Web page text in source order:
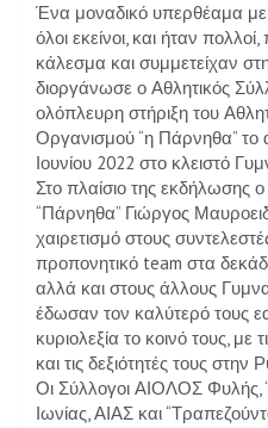
Ένα μοναδικό υπερθέαμα με
όλοι εκείνοι, και ήταν
κάλεσμα και συμμετείχαν
διοργάνωσε ο Αθλητικός
ολόπλευρη στήριξη του
Οργανισμού “η Πάρνηθα” το
Ιουνίου 2022 στο κλειστό
Στο πλαίσιο της
“Πάρνηθα” Γιώργος
χαιρετισμό στους
προπονητικό team στα
αλλά και στους άλλους
έδωσαν τον καλύτερό τους
κυριολεξία το κοινό τους, με
και τις δεξιότητές τους στην
Οι Σύλλογοι ΑΙΟΛΟΣ Φυλής,
Ιωνίας, ΑΙΑΣ και